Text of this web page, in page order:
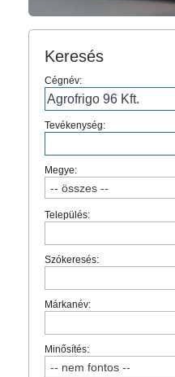
Keresés
Cégnév:
Tevékenység:
Megye:
Település:
Szókeresés:
Márkanév:
Minősítés: